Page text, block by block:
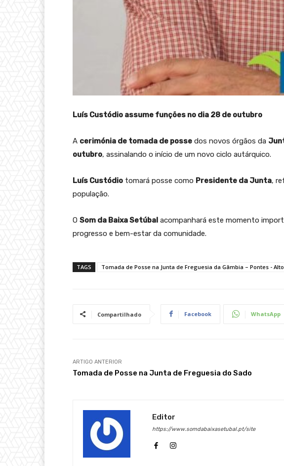
Luís Custódio assume funções no dia 28 de outubro
A cerimónia de tomada de posse dos novos órgãos da
outubro, assinalando o início de um novo ciclo autárquico.
Luís Custódio tomará posse como Presidente da Junta,
população.
O Som da Baixa Setúbal acompanhará este momento
progresso e bem-estar da comunidade.
TAGS Tomada de Posse na Junta de Freguesia da Gâmbia – Pontes -
Compartilhado Facebook WhatsApp
ARTIGO ANTERIOR
Tomada de Posse na Junta de Freguesia do Sado
Editor
https://www.somdabaixasetubal.pt/site